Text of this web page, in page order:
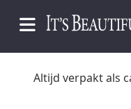
Fysieke winkel